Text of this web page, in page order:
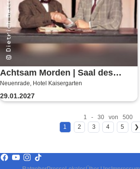
Achtsam Morden | Saal des
Hotels Kaisergarten
Neuenrade, Hotel Kaisergarten
29.01.2027
1 - 30 von 500
1
2 3 4 5 ❯